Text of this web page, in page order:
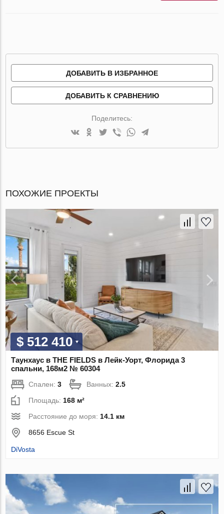
ДОБАВИТЬ В ИЗБРАННОЕ
ДОБАВИТЬ К СРАВНЕНИЮ
Поделитесь:
ПОХОЖИЕ ПРОЕКТЫ
$ 512 410
Таунхаус в THE FIELDS в Лейк-Уорт, Флорида 3
спальни, 168м2 № 60304
Спален:3 Ванных:2.5
Площадь:168 м²
Расстояние до моря:14.1 км
8656 Escue St
DiVosta